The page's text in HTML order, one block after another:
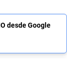
desde Google